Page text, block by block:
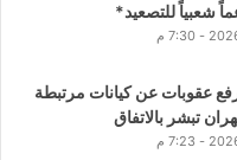
شعبياً للتصعيد*
عقوبات عن كيانات مرتبطة
تبشر بالاتفاق